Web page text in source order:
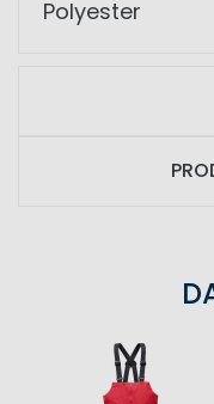
Polyester